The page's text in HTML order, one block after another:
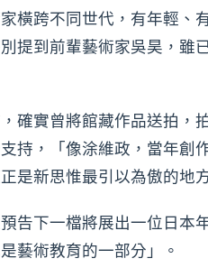
橫跨不同世代，有年輕、
提到前輩藝術家吳昊，雖
確實曾將館藏作品送拍，
持，「像涂維政，當年創
是新思惟最引以為傲的地方
告下一檔將展出一位日本
藝術教育的一部分」。